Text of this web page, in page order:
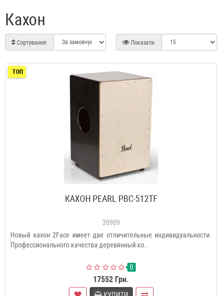
Кахон
Сортування: Показати:
ТОП
КАХОН PEARL PBC-512TF
20909
Новый кахон 2Face имеет две отличительные индивидуальности.
Профессионального качества деревянный ко..
0
17552 Грн.